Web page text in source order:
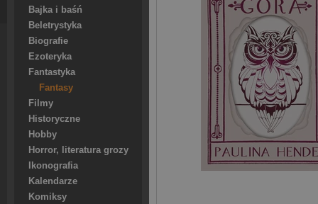
Bajka i baśń
Beletrystyka
Biografie
Ezoteryka
Fantastyka
Fantasy
Filmy
Historyczne
Hobby
Horror, literatura grozy
Ikonografia
Kalendarze
Komiksy